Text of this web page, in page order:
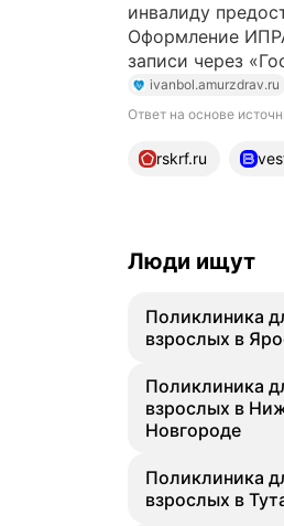
инвалиду
Оформление
записи через
ivanbol.amurzdrav.ru
Ответ на основе
22 источника
rskrf.ru
Люди ищут
Поликлиника
взрослых в
Поликлиника
взрослых в
Новгороде
Поликлиника
взрослых в